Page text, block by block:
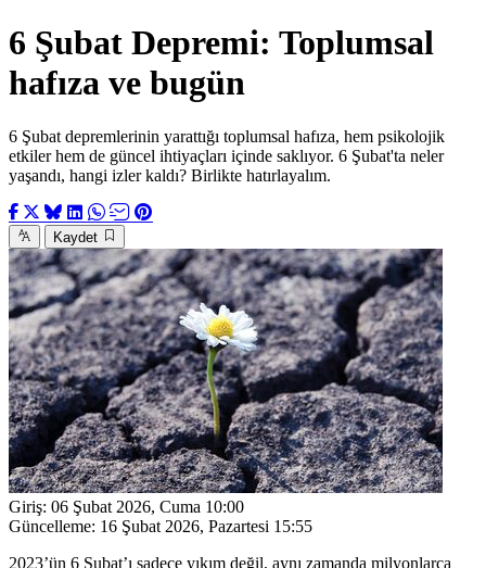
6 Şubat Depremi: Toplumsal
hafıza ve bugün
6 Şubat depremlerinin yarattığı toplumsal hafıza, hem psikolojik
etkiler hem de güncel ihtiyaçları içinde saklıyor. 6 Şubat'ta neler
yaşandı, hangi izler kaldı? Birlikte hatırlayalım.
Kaydet
Giriş: 06 Şubat 2026, Cuma 10:00
Güncelleme: 16 Şubat 2026, Pazartesi 15:55
2023’ün 6 Şubat’ı sadece yıkım değil, aynı zamanda milyonlarca